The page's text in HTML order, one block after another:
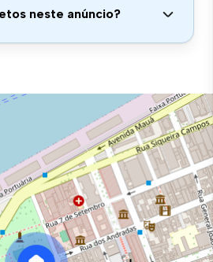
neste anúncio?